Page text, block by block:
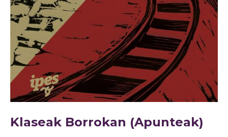
Klaseak Borrokan (Apunteak)